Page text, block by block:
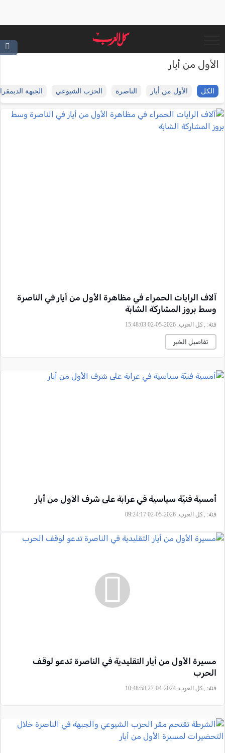
الأول من أيار
الكل الأول من أيار الناصرة الحزب الشيوعي الجبهة
آلاف الرايات الحمراء في مظاهرة الأول من أيار في الناصرة
وسط بروز المشاركة الشابة
فئة: , كل العرب, 2026-05-02 15:48:03
تفاصيل الخبر
أمسية فنيّة سياسية في عرابة على شرف الأول من أيار
فئة: , كل العرب, 2026-05-02 09:24:17
مسيرة الأول من أيار التقليدية في الناصرة تدعو لوقف
الحرب
فئة: , كل العرب, 2024-04-27 10:48:58